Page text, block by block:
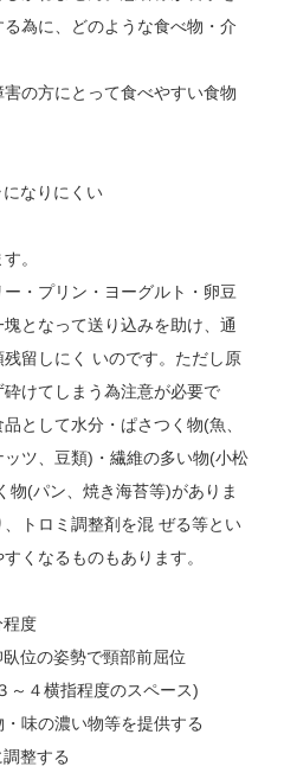
為に、どのような食べ物・介
の方にとって食べやすい食物
なりにくい
。
・プリン・ヨーグルト・卵豆
となって送り込みを助け、通
留しにく いのです。ただし原
けてしまう為注意が必要で
として水分・ぱさつく物(魚、
ツ、豆類)・繊維の多い物(小松
物(パン、焼き海苔等)がありま
トロミ調整剤を混 ぜる等とい
くなるものもあります。
度
位の姿勢で頸部前屈位
のスペース)
味の濃い物等を提供する
整する